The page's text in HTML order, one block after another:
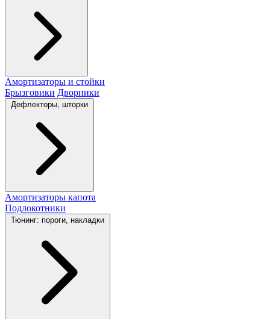
Амортизаторы и стойки
Брызговики Дворники
Дефлекторы, шторки
Амортизаторы капота
Подлокотники
Тюнинг: пороги, накладки